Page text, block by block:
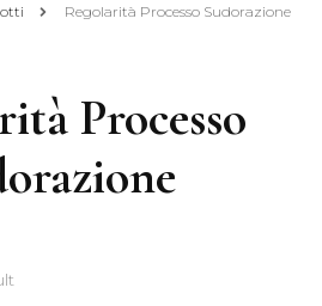
Regolarità Processo Sudorazione
Processo